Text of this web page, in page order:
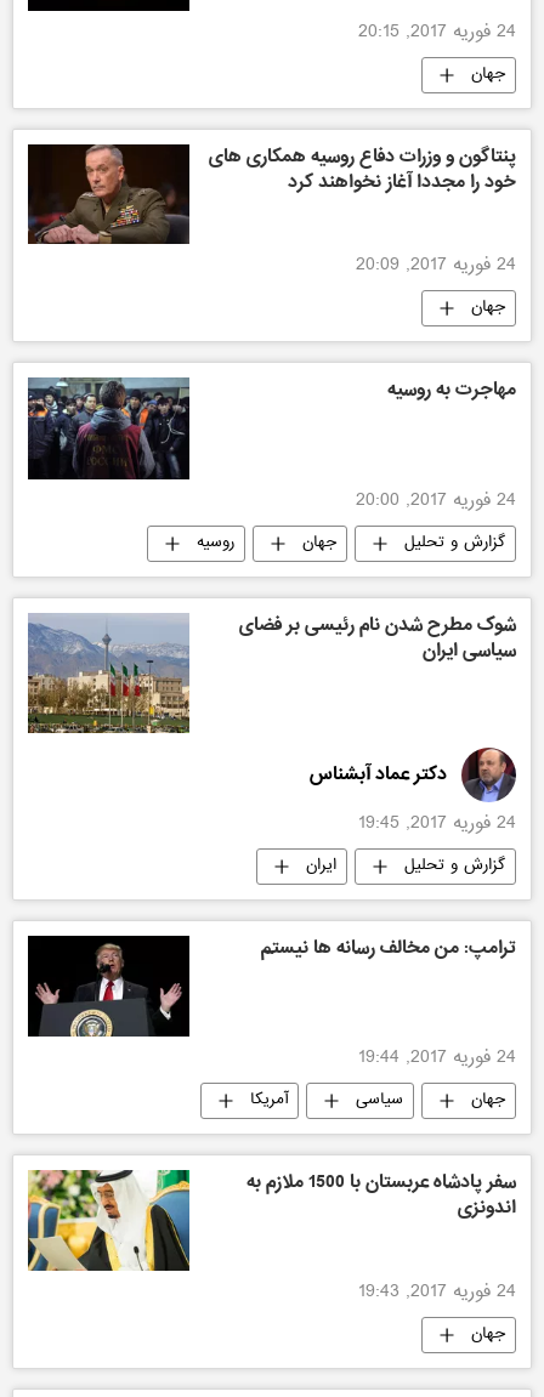
24 فوریه 2017, 20:15
جهان
پنتاگون و وزرات دفاع روسیه همکاری های
خود را مجددا آغاز نخواهند کرد
24 فوریه 2017, 20:09
جهان
مهاجرت به روسیه
24 فوریه 2017, 20:00
گزارش و تحلیل جهان روسیه
شوک مطرح شدن نام رئیسی بر فضای
سیاسی ایران
دکتر عماد آبشناس
24 فوریه 2017, 19:45
گزارش و تحلیل ایران
ترامپ: من مخالف رسانه ها نیستم
24 فوریه 2017, 19:44
جهان سیاسی
آمریکا
آمریکا
سفر پادشاه عربستان با 1500 ملازم به
اندونزی
24 فوریه 2017, 19:43
جهان